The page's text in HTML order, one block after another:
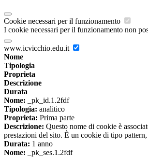
Cookie necessari per il funzionamento
I cookie necessari per il funzionamento non
www.icvicchio.edu.it
Nome
Tipologia
Proprieta
Descrizione
Durata
Nome: _pk_id.1.2fdf
Tipologia: analitico
Proprieta: Prima parte
Descrizione: Questo nome di cookie è
prestazioni del sito. È un cookie di tipo
Durata: 1 anno
Nome: _pk_ses.1.2fdf